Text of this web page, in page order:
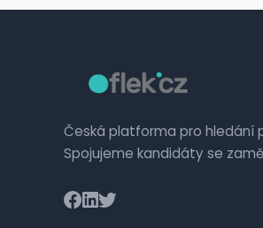
Česká platforma pro hledání
Spojujeme kandidáty se